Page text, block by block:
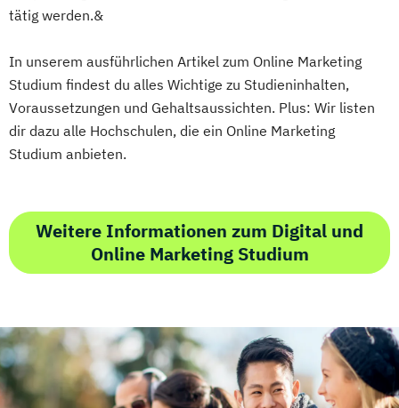
tätig werden.&
In unserem ausführlichen Artikel zum Online Marketing
Studium findest du alles Wichtige zu Studieninhalten,
Voraussetzungen und Gehaltsaussichten. Plus: Wir listen
dir dazu alle Hochschulen, die ein Online Marketing
Studium anbieten.
Weitere Informationen zum Digital und
Online Marketing Studium